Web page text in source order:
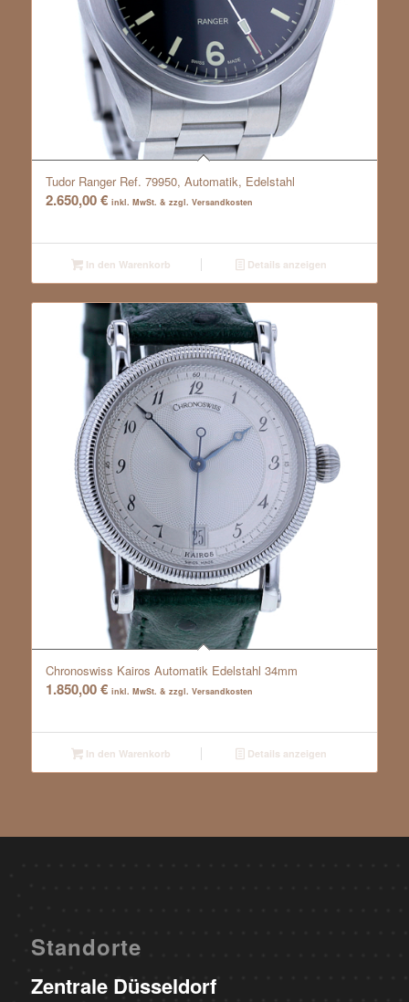
Tudor Ranger Ref. 79950, Automatik, Edelstahl
2.650,00€ inkl. MwSt. & zzgl. Versandkosten
In den Warenkorb Details anzeigen
Chronoswiss Kairos Automatik Edelstahl 34mm
1.850,00€ inkl. MwSt. & zzgl. Versandkosten
In den Warenkorb Details anzeigen
Standorte
Zentrale Düsseldorf